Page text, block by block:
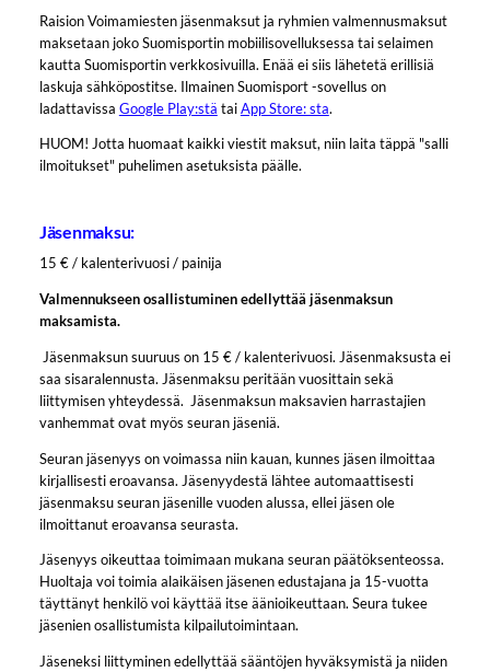
Raision Voimamiesten jäsenmaksut ja ryhmien valmennusmaksut
maksetaan joko Suomisportin mobiilisovelluksessa tai selaimen
kautta Suomisportin verkkosivuilla. Enää ei siis lähetetä erillisiä
laskuja sähköpostitse. Ilmainen Suomisport -sovellus on
ladattavissa Google Play:stä taiApp Store: sta.
HUOM! Jotta huomaat kaikki viestit maksut, niin laita täppä "salli
ilmoitukset" puhelimen asetuksista päälle.
Jäsenmaksu:
15 € / kalenterivuosi / painija
Valmennukseen osallistuminen edellyttää jäsenmaksun
maksamista.
Jäsenmaksun suuruus on 15 € / kalenterivuosi. Jäsenmaksusta ei
saa sisaralennusta. Jäsenmaksu peritään vuosittain sekä
liittymisen yhteydessä. Jäsenmaksun maksavien harrastajien
vanhemmat ovat myös seuran jäseniä.
Seuran jäsenyys on voimassa niin kauan, kunnes jäsen ilmoittaa
kirjallisesti eroavansa. Jäsenyydestä lähtee automaattisesti
jäsenmaksu seuran jäsenille vuoden alussa, ellei jäsen ole
ilmoittanut eroavansa seurasta.
Jäsenyys oikeuttaa toimimaan mukana seuran päätöksenteossa.
Huoltaja voi toimia alaikäisen jäsenen edustajana ja 15-vuotta
täyttänyt henkilö voi käyttää itse äänioikeuttaan. Seura tukee
jäsenien osallistumista kilpailutoimintaan.
Jäseneksi liittyminen edellyttää sääntöjen hyväksymistä ja niiden